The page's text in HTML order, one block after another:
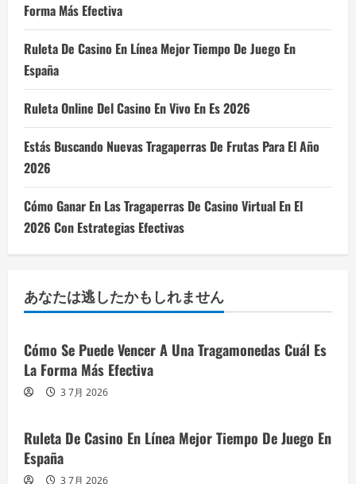
Forma Más Efectiva
Ruleta De Casino En Línea Mejor Tiempo De Juego En
España
Ruleta Online Del Casino En Vivo En Es 2026
Estás Buscando Nuevas Tragaperras De Frutas Para El Año
2026
Cómo Ganar En Las Tragaperras De Casino Virtual En El
2026 Con Estrategias Efectivas
あなたは逃したかもしれません
Cómo Se Puede Vencer A Una Tragamonedas Cuál Es
La Forma Más Efectiva
3 7月 2026
Ruleta De Casino En Línea Mejor Tiempo De Juego En
España
3 7月 2026